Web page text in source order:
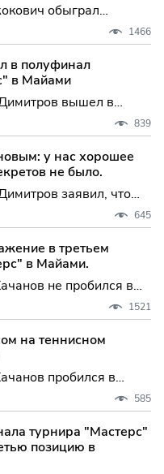
обыграл
в полуфинальном
в Майами, призовой
9,1 ...
1466
в полуфинал
в Майами
Димитров вышел в
в Майами,
9 миллионов
839
у нас хорошее
не было.
заявил, что
на турнире
хорошо его знает
645
в третьем
в Майами.
не пробился в
"Мастерс" в Майами,
почти 9
1521
на теннисном
пробился в
в Майами,
почти 9
585
турнира "Мастерс"
позицию в